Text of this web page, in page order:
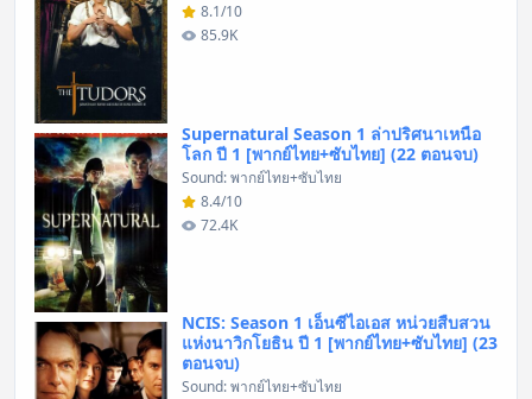
8.1/10
85.9K
Supernatural Season 1 ล่าปริศนาเหนือ
โลก ปี 1 [พากย์ไทย+ซับไทย] (22 ตอนจบ)
Sound: พากย์ไทย+ซับไทย
8.4/10
72.4K
NCIS: Season 1 เอ็นซีไอเอส หน่วยสืบสวน
แห่งนาวิกโยธิน ปี 1 [พากย์ไทย+ซับไทย] (23
ตอนจบ)
Sound: พากย์ไทย+ซับไทย